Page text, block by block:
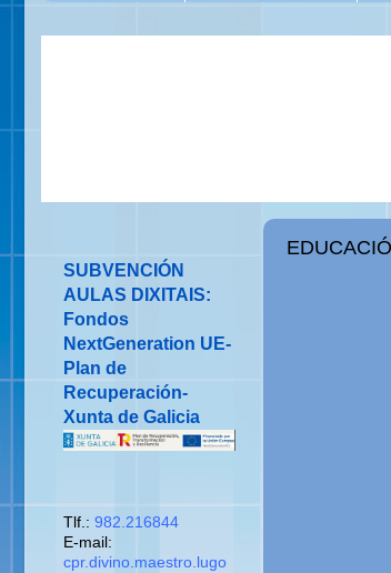
SUBVENCIÓN
AULAS DIXITAIS:
Fondos
NextGeneration UE-
Plan de
Recuperación-
Xunta de Galicia
Tlf.: 982.216844
E-mail:
cpr.divino.maestro.lugo